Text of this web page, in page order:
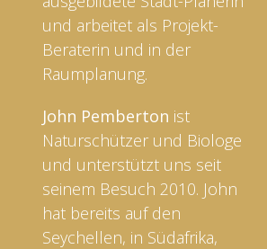
und arbeitet als Projekt-
Beraterin und in der
Raumplanung.
John Pemberton ist
Naturschützer und Biologe
und unterstützt uns seit
seinem Besuch 2010. John
hat bereits auf den
Seychellen, in Südafrika,